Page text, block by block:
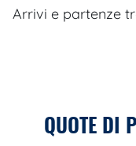
Arrivi e partenze
QUOTE DI